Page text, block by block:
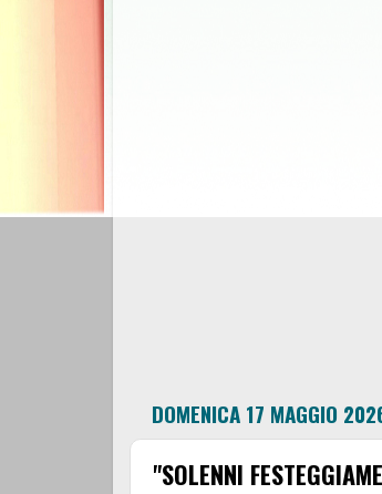
DOMENICA 17 MAGGIO
"SOLENNI